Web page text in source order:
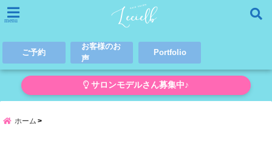
menu
ご予約
お客様のお
声
Portfolio
サロンモデルさん募集中♪
ホーム